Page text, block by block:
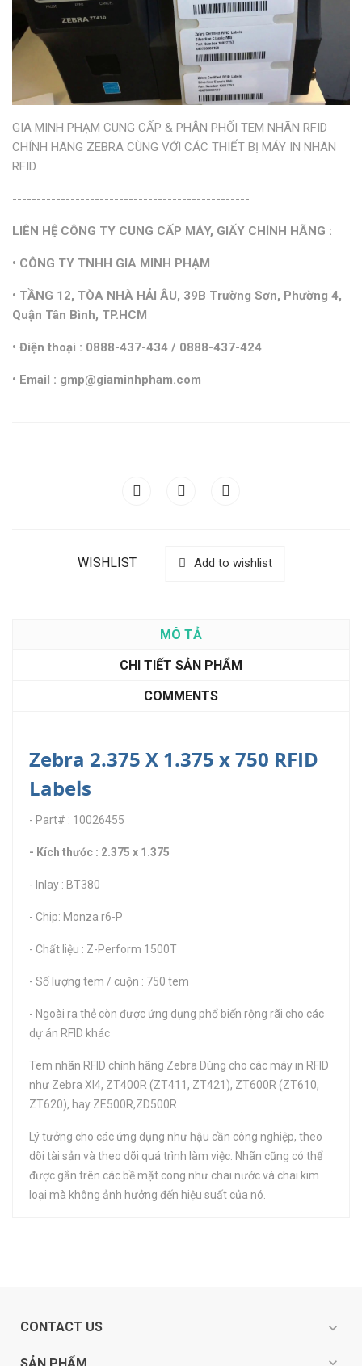
GIA MINH PHẠM CUNG CẤP & PHÂN PHỐI TEM NHÃN RFID
CHÍNH HÃNG ZEBRA CÙNG VỚI CÁC THIẾT BỊ MÁY IN NHÃN
RFID.
-------------------------------------------------
LIÊN HỆ CÔNG TY CUNG CẤP MÁY, GIẤY CHÍNH HÃNG :
• CÔNG TY TNHH GIA MINH PHẠM
• TẦNG 12, TÒA NHÀ HẢI ÂU, 39B Trường Sơn, Phường 4,
Quận Tân Bình, TP.HCM
• Điện thoại : 0888-437-434 / 0888-437-424
• Email : gmp@giaminhpham.com
WISHLIST Add to wishlist
MÔ TẢ
CHI TIẾT SẢN PHẨM
COMMENTS
Zebra 2.375 X 1.375 x 750 RFID
Labels
- Part# : 10026455
- Kích thước : 2.375 x 1.375
- Inlay : BT380
- Chip: Monza r6-P
- Chất liệu : Z-Perform 1500T
- Số lượng tem / cuộn : 750 tem
- Ngoài ra thẻ còn được ứng dụng phổ biến rộng rãi cho các
dự án RFID khác
Tem nhãn RFID chính hãng Zebra Dùng cho các máy in RFID
như Zebra XI4, ZT400R (ZT411, ZT421), ZT600R (ZT610,
ZT620), hay ZE500R,ZD500R
Lý tưởng cho các ứng dụng như hậu cần công nghiệp, theo
dõi tài sản và theo dõi quá trình làm việc. Nhãn cũng có thể
được gắn trên các bề mặt cong như chai nước và chai kim
loại mà không ảnh hưởng đến hiệu suất của nó.
CONTACT US expand_more